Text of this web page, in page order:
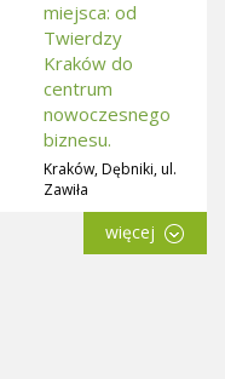
miejsca: od
Twierdzy
Kraków do
centrum
nowoczesnego
biznesu.
Kraków, Dębniki, ul.
Zawiła
więcej